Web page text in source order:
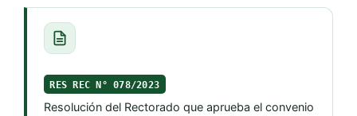
RES REC N° 078/2023
Resolución del Rectorado que aprueba el convenio